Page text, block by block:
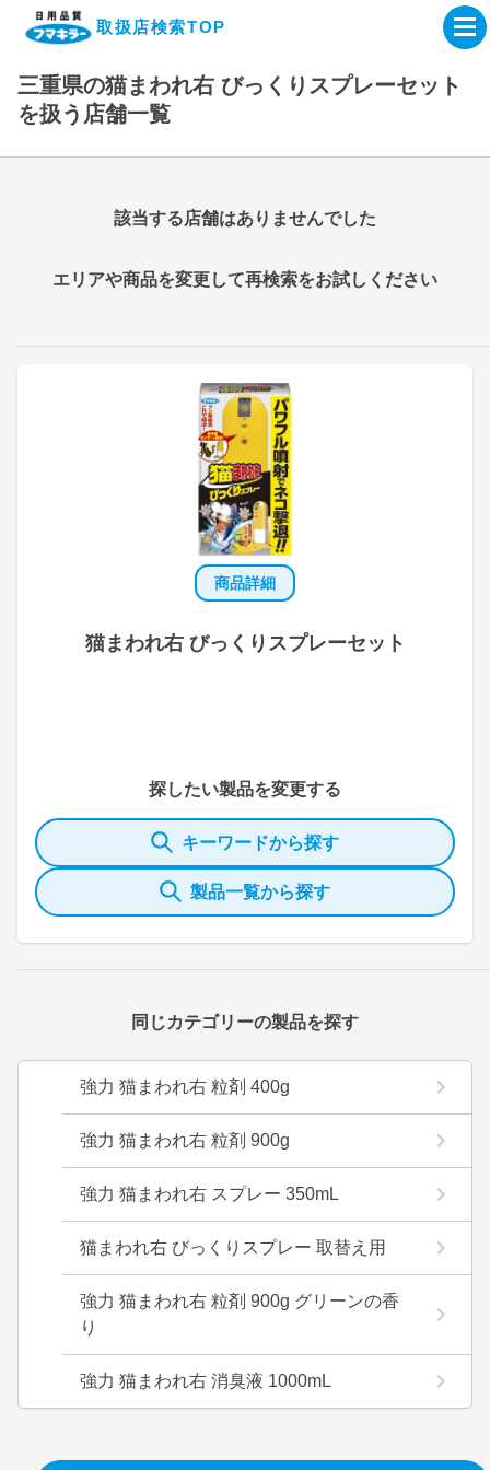
取扱店検索TOP
企業・IR情報サイト
製品情報サイト
オンラインショップ
製品検索はこちら
取扱店検索はこちら
三重県の猫まわれ右 びっくりスプレーセット
を扱う店舗一覧
商品詳細
猫まわれ右 びっくりスプレーセット
探したい製品を変更する
キーワードから探す
製品一覧から探す
同じカテゴリーの製品を探す
強力 猫まわれ右 粒剤 400g
強力 猫まわれ右 粒剤 900g
強力 猫まわれ右 スプレー 350mL
猫まわれ右 びっくりスプレー 取替え用
強力 猫まわれ右 粒剤 900g グリーンの香
り
強力 猫まわれ右 消臭液 1000mL
該当する店舗はありませんでした
エリアや商品を変更して再検索をお試しください